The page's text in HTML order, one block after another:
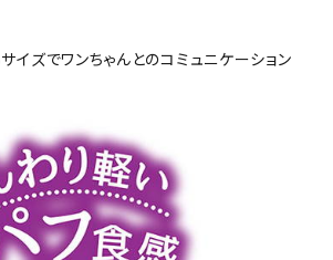
イズでワンちゃんとのコミュニケーション